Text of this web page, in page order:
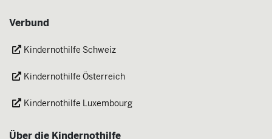
Verbund
Kindernothilfe Schweiz
Kindernothilfe Österreich
Kindernothilfe Luxembourg
Über die Kindernothilfe